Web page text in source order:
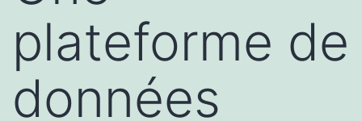
plateforme de
données